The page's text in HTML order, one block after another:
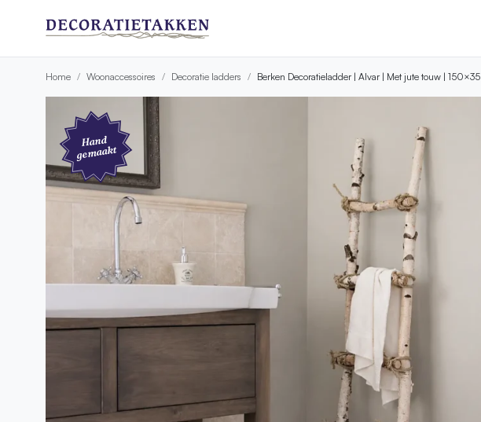
Home Woonaccessoires Decoratie ladders Berken Decoratieladder | Alvar | Met jute touw | 150×35
Hand
gemaakt